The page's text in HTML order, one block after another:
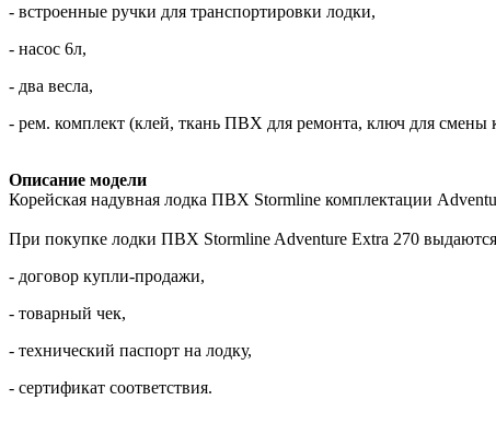
- встроенные ручки для транспортировки лодки,
- насос 6л,
- два весла,
- рем. комплект (клей, ткань ПВХ для ремонта, ключ для смены
Описание модели
Корейская надувная лодка ПВХ Stormline комплектации
При покупке лодки ПВХ Stormline Adventure Extra 270
- договор купли-продажи,
- товарный чек,
- технический паспорт на лодку,
- сертификат соответствия.